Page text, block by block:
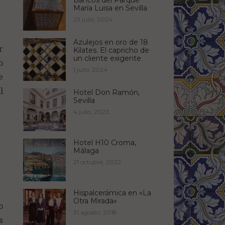
María Luisa en Sevilla
23 julio, 2024
Azulejos en oro de 18
Kilates. El capricho de
un cliente exigente
1 julio, 2024
Hotel Don Ramón,
Sevilla
4 julio, 2023
Hotel H10 Croma,
Málaga
21 octubre, 2022
Hispalcerámica en «La
Otra Mirada»
31 agosto, 2018